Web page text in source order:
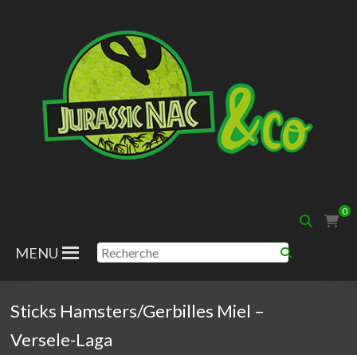
Nac
0
MENU
Sticks Hamsters/Gerbilles Miel –
Versele-Laga